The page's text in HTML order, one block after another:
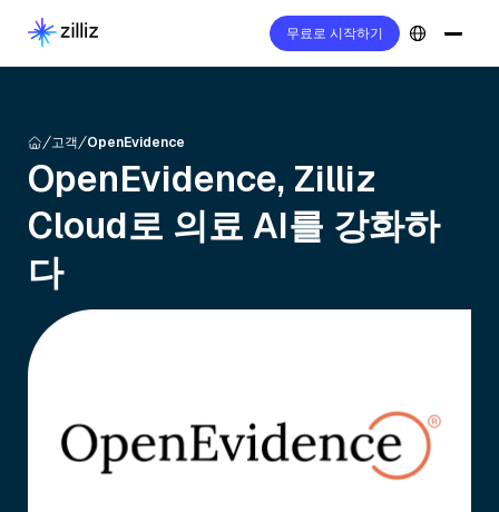
무료로 시작하기
고객 OpenEvidence
OpenEvidence, Zilliz
Cloud로 의료 AI를 강화하
다